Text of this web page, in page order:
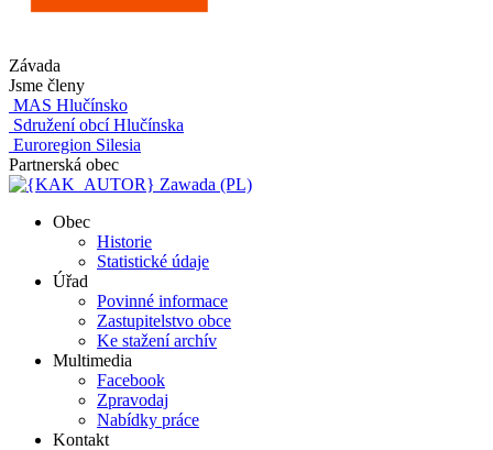
Závada
Jsme členy
MAS Hlučínsko
Sdružení obcí Hlučínska
Euroregion Silesia
Partnerská obec
Zawada (PL)
Obec
Historie
Statistické údaje
Úřad
Povinné informace
Zastupitelstvo obce
Ke stažení archív
Multimedia
Facebook
Zpravodaj
Nabídky práce
Kontakt